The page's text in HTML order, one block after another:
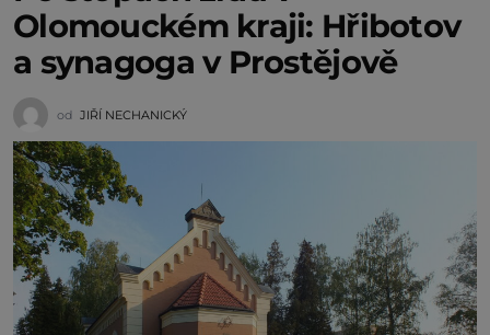
Olomouckém kraji: Hřibotov
a synagoga v Prostějově
od JIŘÍ NECHANICKÝ